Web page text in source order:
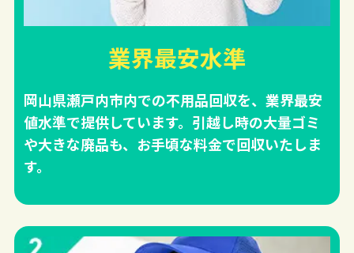
業界最安水準
岡山県瀬戸内市内での不用品回収を、業界最安
値水準で提供しています。引越し時の大量ゴミ
や大きな廃品も、お手頃な料金で回収いたしま
す。